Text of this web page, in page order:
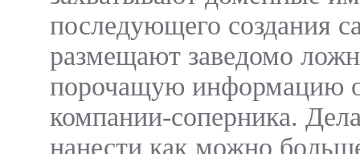
последующего создания
размещают заведомо
порочащую информацию о
компании-соперника.
нанести как можно